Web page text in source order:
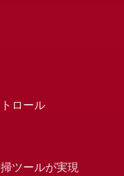
ロール
ツールが実現